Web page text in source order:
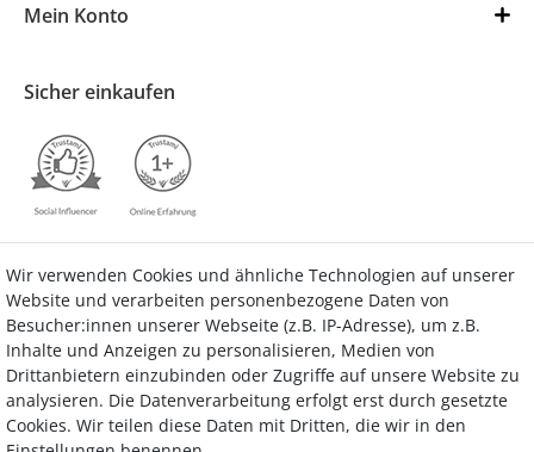
Mein Konto
Sicher einkaufen
Vertrag widerrufen Kontakt
Bezahlung
Wir verwenden Cookies und ähnliche Technologien auf unserer
Website und verarbeiten personenbezogene Daten von
Besucher:innen unserer Webseite (z.B. IP-Adresse), um z.B.
Inhalte und Anzeigen zu personalisieren, Medien von
Drittanbietern einzubinden oder Zugriffe auf unsere Website zu
analysieren. Die Datenverarbeitung erfolgt erst durch gesetzte
Cookies. Wir teilen diese Daten mit Dritten, die wir in den